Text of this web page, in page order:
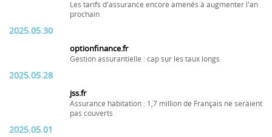
Les tarifs d'assurance encore amenés à augmenter l'an
prochain
2025.05.30
optionfinance.fr
Gestion assurantielle : cap sur les taux longs
2025.05.28
jss.fr
Assurance habitation : 1,7 million de Français ne seraient
pas couverts
2025.05.01